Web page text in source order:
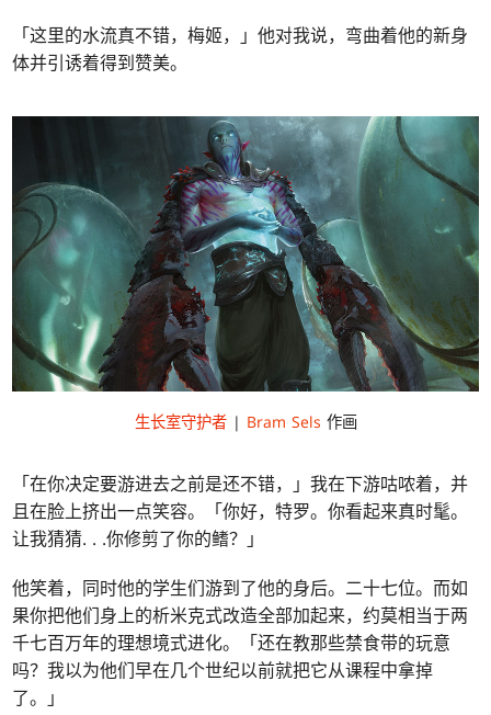
「这里的水流真不错，梅姬，」他对我说，弯曲着他的新身
体并引诱着得到赞美。
生长室守护者| Bram Sels 作画
「在你决定要游进去之前是还不错，」我在下游咕哝着，并
且在脸上挤出一点笑容。「你好，特罗。你看起来真时髦。
让我猜猜. . .你修剪了你的鳍？」
他笑着，同时他的学生们游到了他的身后。二十七位。而如
果你把他们身上的析米克式改造全部加起来，约莫相当于两
千七百万年的理想境式进化。「还在教那些禁食带的玩意
吗？我以为他们早在几个世纪以前就把它从课程中拿掉
了。」